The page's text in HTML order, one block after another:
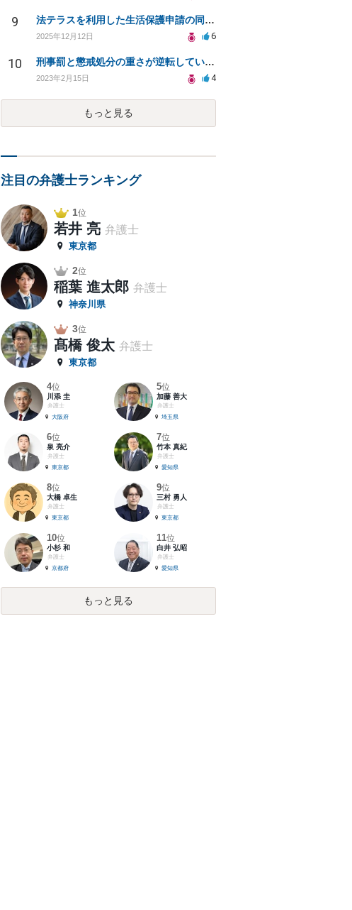
9 法テラスを利用した生活保護申請の同行依頼について
2025年12月12日 6
10 刑事罰と懲戒処分の重さが逆転している場合、法的には、どちらのが罪が〝重い〟ということになるのか？
2023年2月15日 4
もっと見る
注目の弁護士ランキング
1位
若井 亮 弁護士
東京都
2位
稲葉 進太郎 弁護士
神奈川県
3位
髙橋 俊太 弁護士
東京都
4位
川添 圭
弁護士
大阪府
5位
加藤 善大
弁護士
埼玉県
6位
泉 亮介
弁護士
東京都
7位
竹本 真紀
弁護士
愛知県
8位
大橋 卓生
弁護士
東京都
9位
三村 勇人
弁護士
東京都
10位
小杉 和
弁護士
京都府
11位
白井 弘昭
弁護士
愛知県
もっと見る